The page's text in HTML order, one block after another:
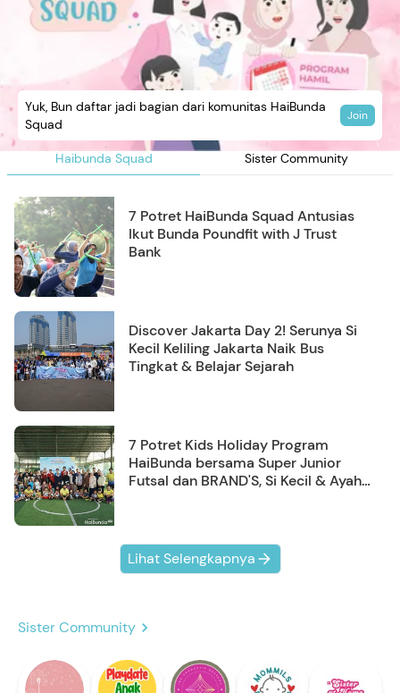
Haibunda Squad Sister Community
Yuk, Bun daftar jadi bagian dari komunitas HaiBunda
Squad
Join
7 Potret HaiBunda Squad Antusias
Ikut Bunda Poundfit with J Trust
Bank
Discover Jakarta Day 2! Serunya Si
Kecil Keliling Jakarta Naik Bus
Tingkat & Belajar Sejarah
7 Potret Kids Holiday Program
HaiBunda bersama Super Junior
Futsal dan BRAND'S, Si Kecil & Ayah
Lihat Selengkapnya
Sister Community